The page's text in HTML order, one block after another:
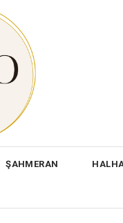
ŞAHMERAN